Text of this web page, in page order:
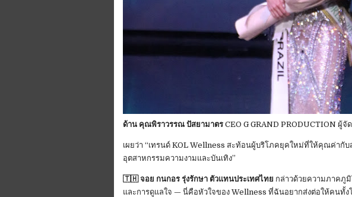
ด้าน คุณพิราวรรณ ปัสยามาตร ‎CEO G GRAND PRODUCTION ผู้
เผยว่า “เทรนด์ KOL Wellness สะท้อนผู้บริโภคยุคใหม่ที่ให้คุณค่ากั
อุตสาหกรรมความงามและบันเทิง”
‎‎🇹🇭 จอย กนกอร รุ่งรักษา ตัวแทนประเทศไทย กล่าวด้วยความภาคภู
และการดูแลใจ — นี่คือหัวใจของ Wellness ที่ฉันอยากส่งต่อให้คนทั้ง